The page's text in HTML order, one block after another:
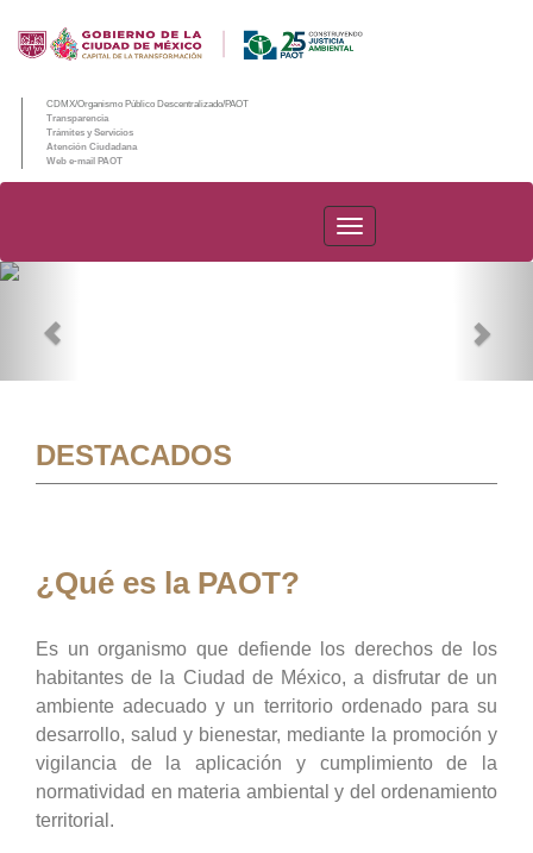
CDMX/Organismo Público Descentralizado/PAOT
Transparencia
Trámites y Servicios
Atención Ciudadana
Web e-mail PAOT
PAOT
DESTACADOS
¿Qué es la PAOT?
Es un organismo que defiende los derechos de los
habitantes de la Ciudad de México, a disfrutar de un
ambiente adecuado y un territorio ordenado para su
desarrollo, salud y bienestar, mediante la promoción y
vigilancia de la aplicación y cumplimiento de la
normatividad en materia ambiental y del ordenamiento
territorial.